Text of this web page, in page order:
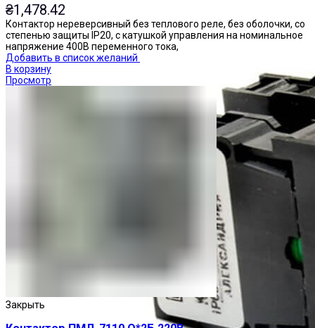
₴1,478.42
Контактор нереверсивный без теплового реле, без оболочки, со
степенью защиты IP20, с катушкой управления на номинальное
напряжение 400В переменного тока,
Добавить в список желаний
В корзину
Просмотр
Закрыть